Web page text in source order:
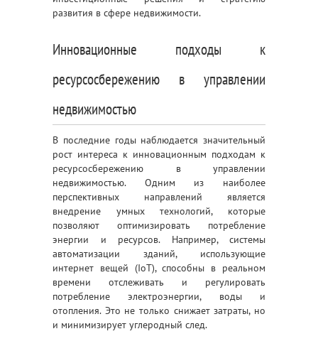
развития в сфере недвижимости.
Инновационные подходы к
ресурсосбережению в управлении
недвижимостью
В последние годы наблюдается значительный
рост интереса к инновационным подходам к
ресурсосбережению в управлении
недвижимостью. Одним из наиболее
перспективных направлений является
внедрение умных технологий, которые
позволяют оптимизировать потребление
энергии и ресурсов. Например, системы
автоматизации зданий, использующие
интернет вещей (IoT), способны в реальном
времени отслеживать и регулировать
потребление электроэнергии, воды и
отопления. Это не только снижает затраты, но
и минимизирует углеродный след.